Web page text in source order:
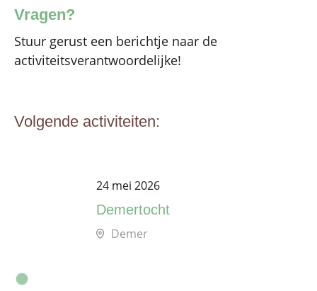
Vragen?
Stuur gerust een berichtje naar de
activiteitsverantwoordelijke!
Volgende activiteiten:
24 mei 2026
Demertocht
Demer